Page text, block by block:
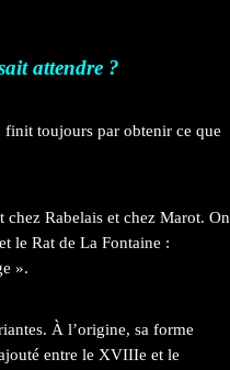
attendre ?
finit toujours par obtenir ce que
chez Rabelais et chez Marot. On
le Rat de La Fontaine :
».
À l’origine, sa forme
entre le XVIIIe et le